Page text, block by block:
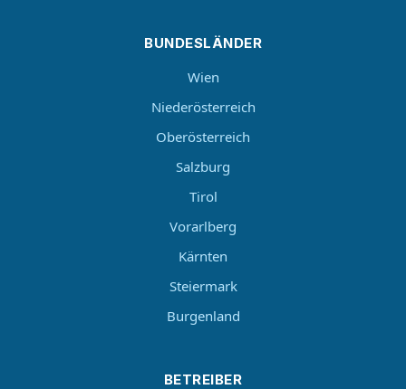
BUNDESLÄNDER
Wien
Niederösterreich
Oberösterreich
Salzburg
Tirol
Vorarlberg
Kärnten
Steiermark
Burgenland
BETREIBER